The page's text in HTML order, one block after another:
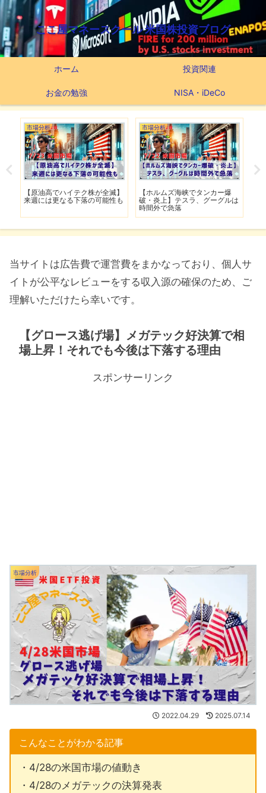
ここ屋マネースクール 米国株投資ブログ
ホーム 投資関連
お金の勉強 NISA・iDeCo
市場分析
【原油高でハイテク株が全滅】
来週には更なる下落の可能性も
市場分析
【ホルムズ海峡でタンカー爆
破・炎上】テスラ、グーグルは
時間外で急落
当サイトは広告費で運営費をまかなっており、個人サ
イトが公平なレビューをする収入源の確保のため、ご
理解いただけたら幸いです。
【グロース逃げ場】メガテック好決算で相
場上昇！それでも今後は下落する理由
スポンサーリンク
市場分析
2022.04.29 2025.07.14
こんなことがわかる記事
・4/28の米国市場の値動き
・4/28のメガテックの決算発表